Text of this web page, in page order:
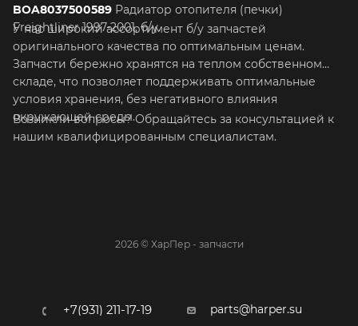
BOA8037500589 Радиатор отопителя (печки)
Freightliner 1997-2001, б/у.
У нас широкий ассортимент б/у запчастей
оригинального качества по оптимальным ценам.
Запчасти бережно хранятся на теплом собственном
складе, что позволяет поддерживать оптимальные
условия хранения, без негативного влияния
окружающей среды.
Возникли вопросы? Обращайтесь за консультацией к
нашим квалифицированным специалистам.
2026 © ХарПер - запчасти
+7(931) 211-17-19 parts@harper.su